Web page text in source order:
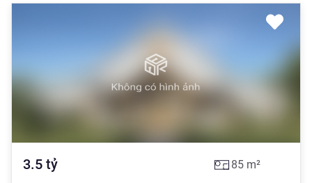
3.5 tỷ 85 m²